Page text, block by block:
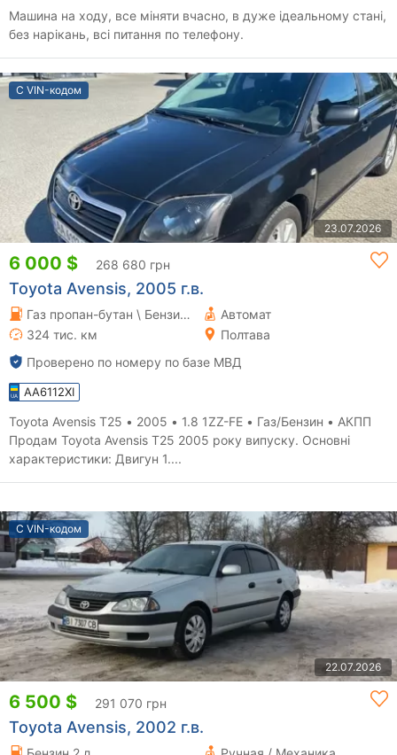
Машина на ходу, все міняти вчасно, в дуже ідеальному стані,
без нарікань, всі питання по телефону.
С VIN-кодом
23.07.2026
6 000 $ 268 680 грн
Toyota Avensis, 2005 г.в.
Газ пропан-бутан \ Бензин 1.8 л.
Автомат
324 тис. км
Полтава
Проверено по номеру по базе МВД
AA6112XI
Toyota Avensis T25 • 2005 • 1.8 1ZZ-FE • Газ/Бензин • АКПП
Продам Toyota Avensis T25 2005 року випуску. Основні
характеристики: Двигун 1....
С VIN-кодом
22.07.2026
6 500 $ 291 070 грн
Toyota Avensis, 2002 г.в.